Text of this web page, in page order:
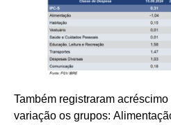
Também registraram
variação os grupos: